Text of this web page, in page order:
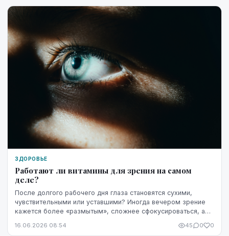
ЗДОРОВЬЕ
Работают ли витамины для зрения на самом
деле?
После долгого рабочего дня глаза становятся сухими,
чувствительными или уставшими? Иногда вечером зрение
кажется более «размытым», сложнее сфокусироваться, а
16.06.2026 08:54 45 0 0